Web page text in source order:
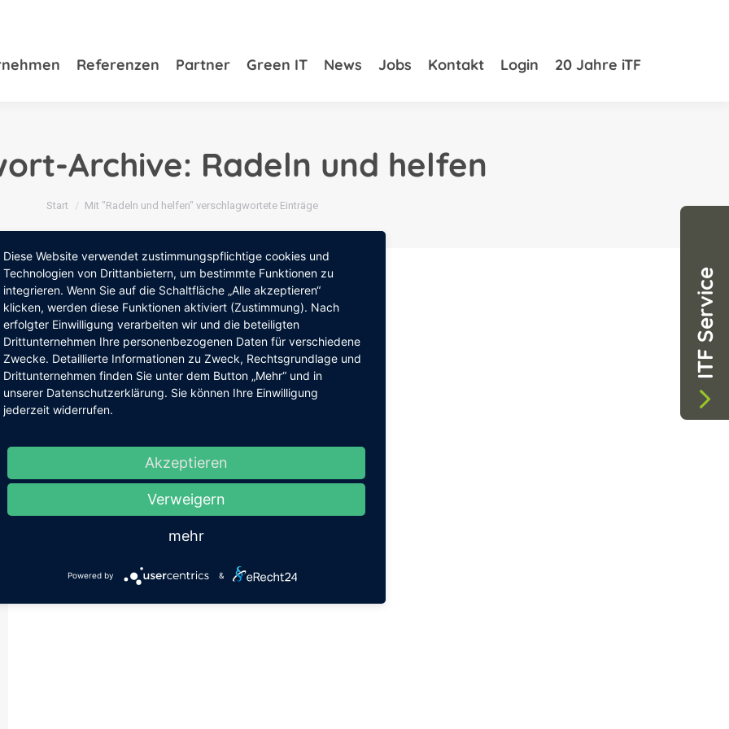
Referenzen Partner Green IT News Jobs Kontakt Login 20 Jahre iTF
Archive: Radeln und helfen
Sie befinden sich hier:
Start Mit "Radeln und helfen" verschlagwortete Einträge
ITF Service
Referenzen Partner Green IT News Jobs Kontakt Login 20 Jahre iTF
Diese Website verwendet zustimmungspflichtige cookies und
Technologien von Drittanbietern, um bestimmte Funktionen zu
integrieren. Wenn Sie auf die Schaltfläche „Alle akzeptieren“
klicken, werden diese Funktionen aktiviert (Zustimmung). Nach
erfolgter Einwilligung verarbeiten wir und die beteiligten
Drittunternehmen Ihre personenbezogenen Daten für verschiedene
Zwecke. Detaillierte Informationen zu Zweck, Rechtsgrundlage und
Drittunternehmen finden Sie unter dem Button „Mehr“ und in
unserer Datenschutzerklärung. Sie können Ihre Einwilligung
jederzeit widerrufen.
Akzeptieren
Verweigern
mehr
Powered by &